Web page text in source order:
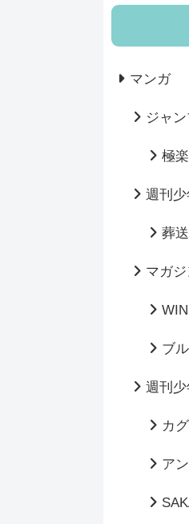
マンガ
ジャ
極
週刊
葬
マガ
ブ
週刊
カ
ア